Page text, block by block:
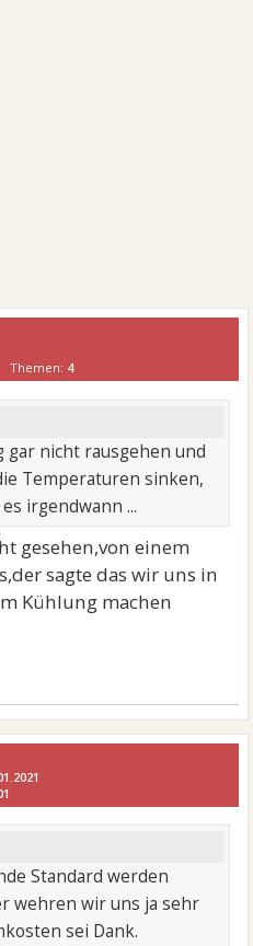
Themen: 4
gar nicht rausgehen und
Temperaturen sinken,
irgendwann ...
gesehen,von einem
sagte das wir uns in
Kühlung machen
Standard werden
wehren wir uns ja sehr
sei Dank.